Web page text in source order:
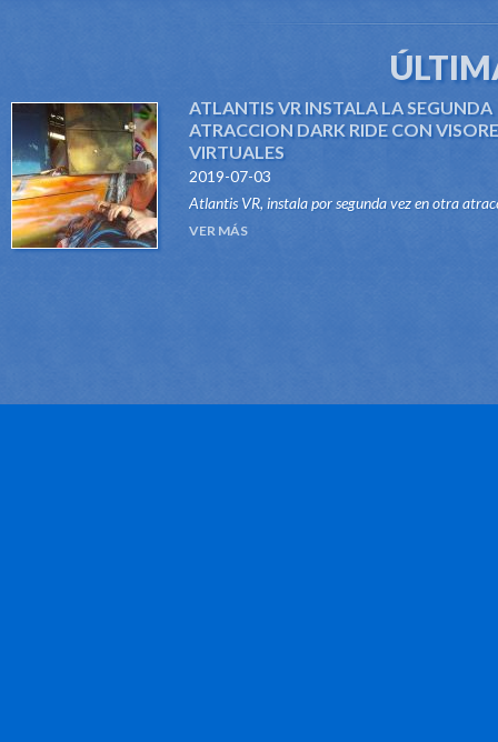
ATLANTIS VR INSTALA LA SEGUNDA
ATRACCION DARK RIDE CON
VIRTUALES
2019-07-03
Atlantis VR, instala por segunda vez en otra
del tipo Dark Ride, su sistema "VR RIDES".
VER MÁS